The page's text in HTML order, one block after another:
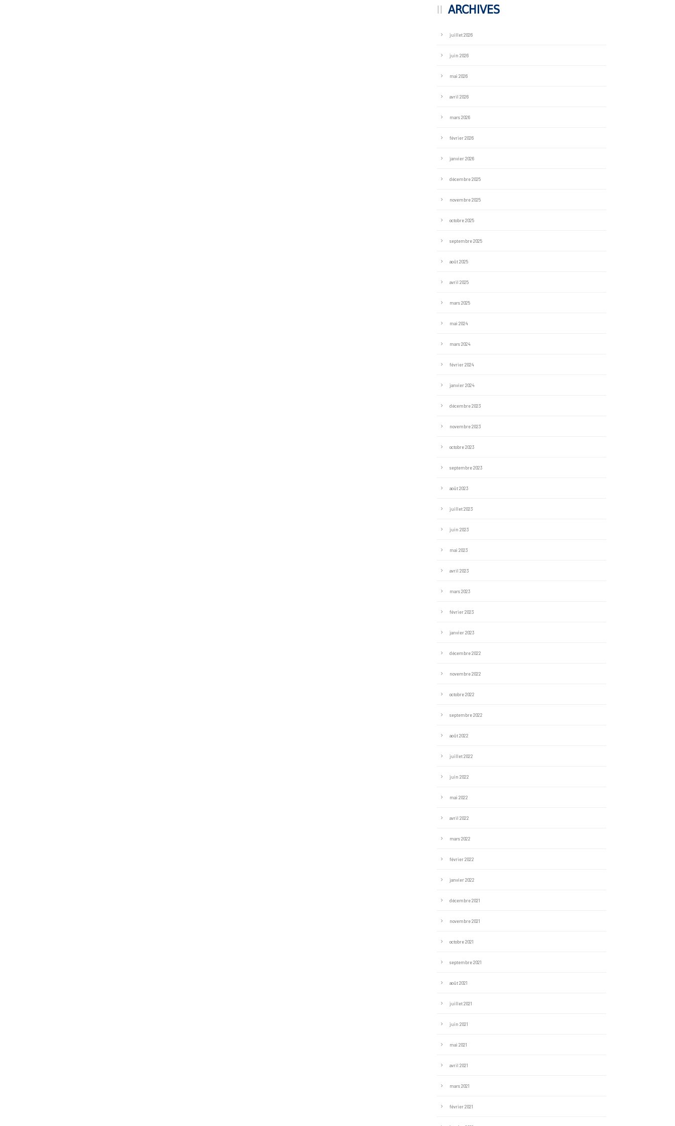
ARCHIVES
juillet 2026
juin 2026
mai 2026
avril 2026
mars 2026
février 2026
janvier 2026
décembre 2025
novembre 2025
octobre 2025
septembre 2025
août 2025
avril 2025
mars 2025
mai 2024
mars 2024
février 2024
janvier 2024
décembre 2023
novembre 2023
octobre 2023
septembre 2023
août 2023
juillet 2023
juin 2023
mai 2023
avril 2023
mars 2023
février 2023
janvier 2023
décembre 2022
novembre 2022
octobre 2022
septembre 2022
août 2022
juillet 2022
juin 2022
mai 2022
avril 2022
mars 2022
février 2022
janvier 2022
décembre 2021
novembre 2021
octobre 2021
septembre 2021
août 2021
juillet 2021
juin 2021
mai 2021
avril 2021
mars 2021
février 2021